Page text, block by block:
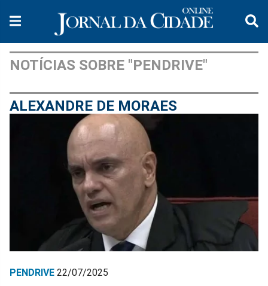
NOTÍCIAS SOBRE "PENDRIVE"
ALEXANDRE DE MORAES
PENDRIVE 22/07/2025